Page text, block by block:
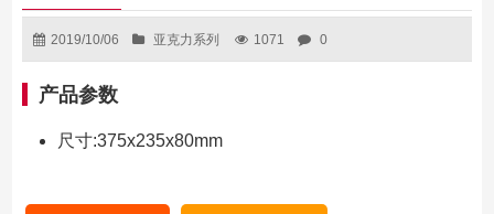
2019/10/06 亚克力系列 1071 0
产品参数
尺寸:375x235x80mm